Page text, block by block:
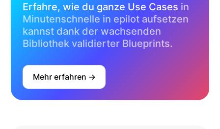
Erfahre, wie du ganze Use Cases in
Minutenschnelle in epilot aufsetzen
kannst dank der wachsenden
Bibliothek validierter Blueprints.
Mehr erfahren ->